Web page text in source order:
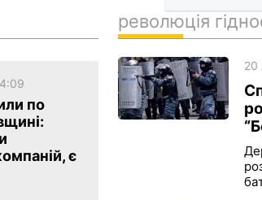
революція
20
по
є